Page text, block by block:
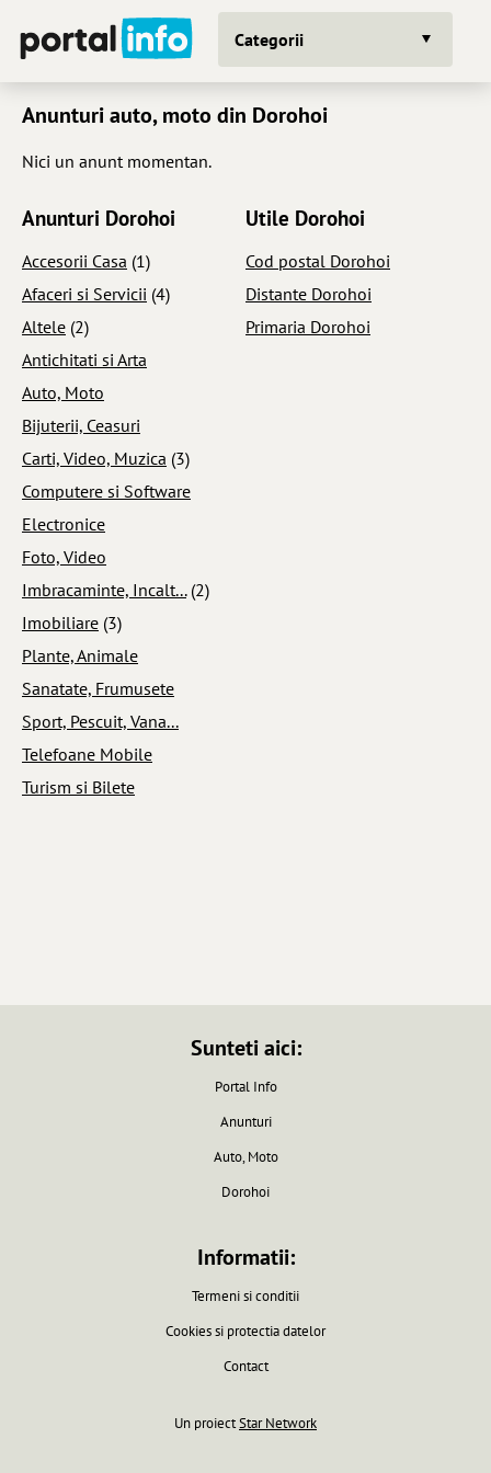
Categorii
Anunturi auto, moto din Dorohoi
Nici un anunt momentan.
Anunturi Dorohoi
Accesorii Casa (1)
Afaceri si Servicii (4)
Altele (2)
Antichitati si Arta
Auto, Moto
Bijuterii, Ceasuri
Carti, Video, Muzica (3)
Computere si Software
Electronice
Foto, Video
Imbracaminte, Incalt... (2)
Imobiliare (3)
Plante, Animale
Sanatate, Frumusete
Sport, Pescuit, Vana...
Telefoane Mobile
Turism si Bilete
Utile Dorohoi
Cod postal Dorohoi
Distante Dorohoi
Primaria Dorohoi
Sunteti aici:
Portal Info
Anunturi
Auto, Moto
Dorohoi
Informatii:
Termeni si conditii
Cookies si protectia datelor
Contact
Un proiectStar Network